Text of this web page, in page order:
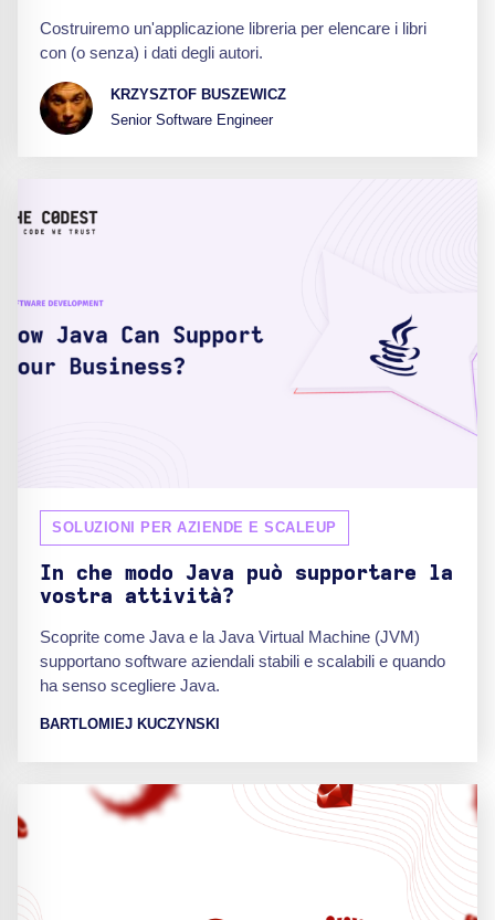
Costruiremo un'applicazione libreria per elencare i libri
con (o senza) i dati degli autori.
KRZYSZTOF BUSZEWICZ
Senior Software Engineer
SOLUZIONI PER AZIENDE E SCALEUP
In che modo Java può supportare la
vostra attività?
Scoprite come Java e la Java Virtual Machine (JVM)
supportano software aziendali stabili e scalabili e quando
ha senso scegliere Java.
BARTLOMIEJ KUCZYNSKI